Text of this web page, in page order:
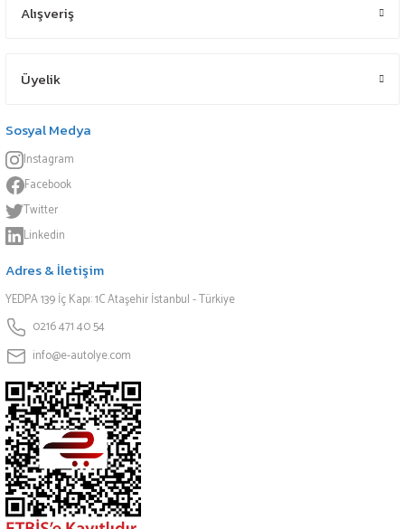
Alışveriş
Üyelik
Sosyal Medya
Instagram
Facebook
Twitter
Linkedin
Adres & İletişim
YEDPA 139 İç Kapı: 1C Ataşehir İstanbul - Türkiye
0216 471 40 54
info@e-autolye.com